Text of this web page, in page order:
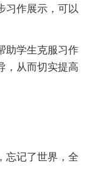
习作展示，可以
助学生克服习作
，从而切实提高
忘记了世界，全